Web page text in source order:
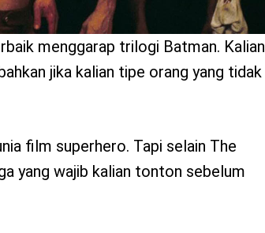
menggarap trilogi Batman. Kalian
jika kalian tipe orang yang tidak
film superhero. Tapi selain The
yang wajib kalian tonton sebelum